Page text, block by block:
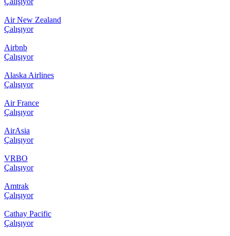
Air New Zealand
Çalışıyor
Airbnb
Çalışıyor
Alaska Airlines
Çalışıyor
Air France
Çalışıyor
AirAsia
Çalışıyor
VRBO
Çalışıyor
Amtrak
Çalışıyor
Cathay Pacific
Çalışıyor